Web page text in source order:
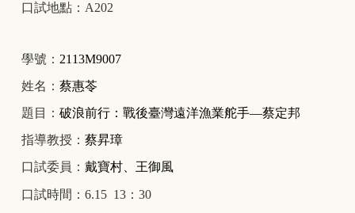
口試地點：A202
學號： 2113M9007
姓名： 蔡惠苓
題目： 破浪前行：戰後臺灣遠洋漁業舵手—蔡定邦
指導教授： 蔡昇璋
口試委員： 戴寶村、王御風
口試時間：6.15 13：30